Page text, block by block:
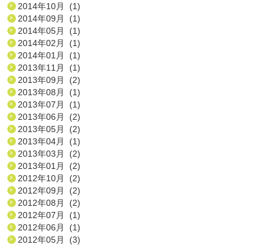
2014年10月 (1)
2014年09月 (1)
2014年05月 (1)
2014年02月 (1)
2014年01月 (1)
2013年11月 (1)
2013年09月 (2)
2013年08月 (1)
2013年07月 (1)
2013年06月 (2)
2013年05月 (2)
2013年04月 (1)
2013年03月 (2)
2013年01月 (2)
2012年10月 (2)
2012年09月 (2)
2012年08月 (2)
2012年07月 (1)
2012年06月 (1)
2012年05月 (3)